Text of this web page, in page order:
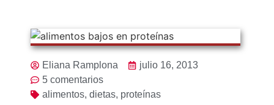
Eliana Ramplona
julio 16, 2013
5 comentarios
alimentos, dietas, proteínas